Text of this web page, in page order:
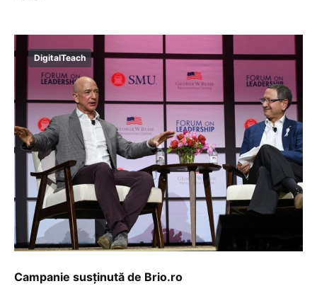
DigitalTeach
Campanie susținută de Brio.ro